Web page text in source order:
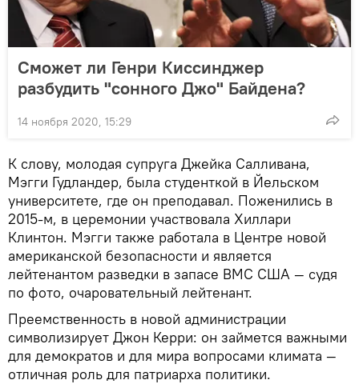
Сможет ли Генри Киссинджер
разбудить "сонного Джо" Байдена?
14 ноября 2020, 15:29
К слову, молодая супруга Джейка Салливана,
Мэгги Гудландер, была студенткой в Йельском
университете, где он преподавал. Поженились в
2015-м, в церемонии участвовала Хиллари
Клинтон. Мэгги также работала в Центре новой
американской безопасности и является
лейтенантом разведки в запасе ВМС США — судя
по фото, очаровательный лейтенант.
Преемственность в новой администрации
символизирует Джон Керри: он займется важными
для демократов и для мира вопросами климата —
отличная роль для патриарха политики.